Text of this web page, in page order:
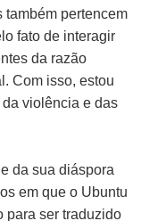
também pertencem
fato de interagir
da razão
Com isso, estou
violência e das
da sua diáspora
em que o Ubuntu
para ser traduzido